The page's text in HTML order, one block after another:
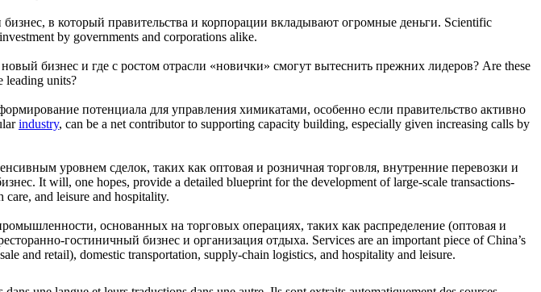
бизнес, в который правительства и корпорации вкладывают огромные деньги. Scientific
by governments and corporations alike.
новый бизнес и где с ростом отрасли «новички» смогут вытеснить прежних лидеров? Are these
leading units?
потенциала для управления химикатами, особенно если правительство активно
industry, can be a net contributor to supporting capacity building, especially given increasing calls by
уровнем сделок, таких как оптовая и розничная торговля, внутренние перевозки и
. It will, one hopes, provide a detailed blueprint for the development of large-scale transactions-
care, and leisure and hospitality.
основанных на торговых операциях, таких как распределение (оптовая и
гостиничный бизнес и организация отдыха. Services are an important piece of China’s
and retail), domestic transportation, supply-chain logistics, and hospitality and leisure.